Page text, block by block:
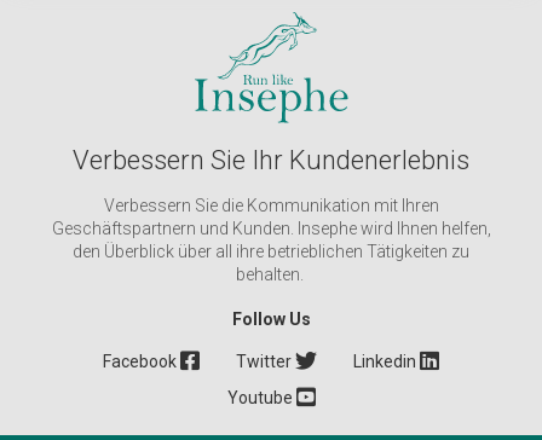
Verbessern Sie Ihr Kundenerlebnis
Verbessern Sie die Kommunikation mit Ihren
Geschäftspartnern und Kunden. Insephe wird Ihnen helfen,
den Überblick über all ihre betrieblichen Tätigkeiten zu
behalten.
Follow Us
Facebook Twitter
Linkedin
Youtube